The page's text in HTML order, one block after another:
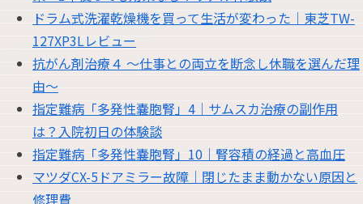
ドラム式洗濯乾燥機を買って生活が変わった｜東芝TW-
127XP3Lレビュー
抗がん剤治療４ 〜仕事との両立を断念し休職を選んだ理
由〜
指定難病「多発性嚢胞腎」4｜サムスカ治療の副作用
は？入院初日の体験談
指定難病「多発性嚢胞腎」10｜腎容積の経過と高血圧
マツダCX-5ドアミラー故障｜閉じたまま動かない原因と
修理費